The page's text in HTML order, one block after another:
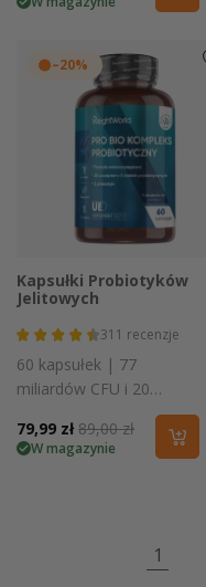
promocyjnaregularna
–20%
Kapsułki Probiotyków
Jelitowych
311 recenzje
60 kapsułek | 77
miliardów CFU i 20
Cena
promocyjna
79,99 zł Cena
regularna
89,00 zł
W magazynie
1